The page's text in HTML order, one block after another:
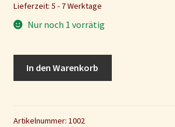
Lieferzeit: 5 - 7 Werktage
Nur noch 1 vorrätig
In den Warenkorb
Artikelnummer: 1002